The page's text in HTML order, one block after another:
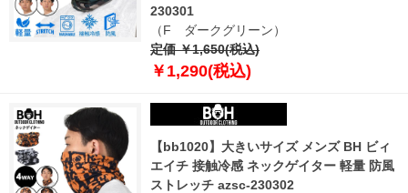
230301
（F ダークグリーン）
定価 ￥1,650(税込)
￥1,290(税込)
【bb1020】大きいサイズ メンズ BH ビィ
エイチ 接触冷感 ネックゲイター 軽量 防風
ストレッチ azsc-230302